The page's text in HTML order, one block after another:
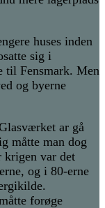
huses inden
sig i
til Fensmark. Men
og byerne
ar gå
måtte man dog
krigen var det
og i 80-erne
forøge